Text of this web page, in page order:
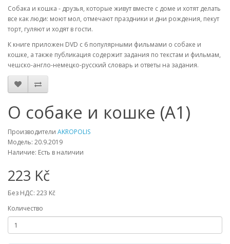
Собака и кошка - друзья, которые живут вместе с доме и хотят делать
все как люди: моют мол, отмечают праздники и дни рождения, пекут
торт, гуляют и ходят в гости.
К книге приложен DVD с 6 популярными фильмами о собаке и
кошке, а также публикация содержит задания по текстам и фильмам,
чешско-англо-немецко-русский словарь и ответы на задания.
О собаке и кошке (A1)
Производители AKROPOLIS
Модель: 20.9.2019
Наличие: Есть в наличии
223 Kč
Без НДС: 223 Kč
Количество